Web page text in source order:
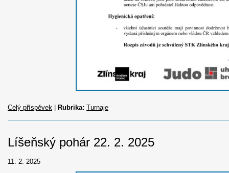
Celý příspěvek Rubrika: Turnaje
Líšeňský pohár 22. 2. 2025
11. 2. 2025